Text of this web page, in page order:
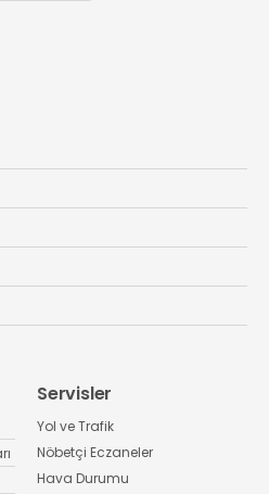
Servisler
Yol ve Trafik
Nöbetçi Eczaneler
Hava Durumu